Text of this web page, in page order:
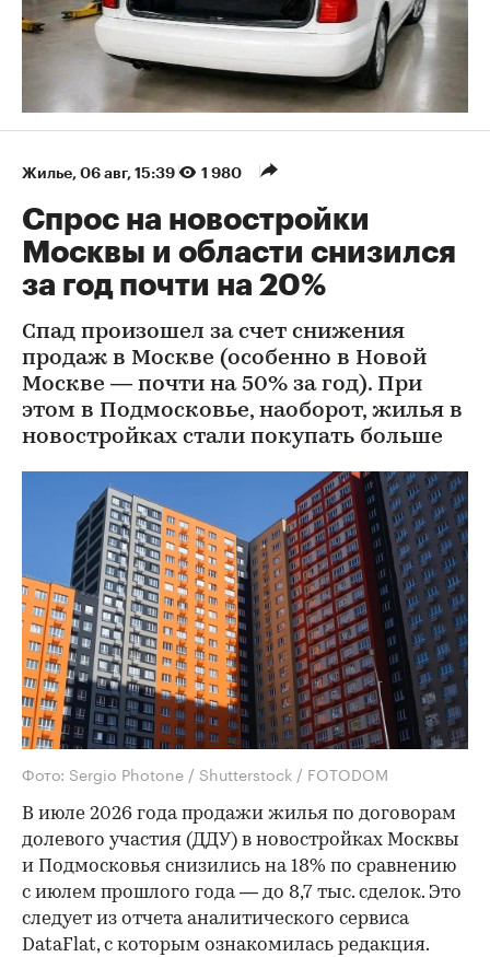
Жилье 06 авг, 15:39 1 980
Спрос на новостройки
Москвы и области снизился
за год почти на 20%
Спад произошел за счет снижения
продаж в Москве (особенно в Новой
Москве — почти на 50% за год). При
этом в Подмосковье, наоборот, жилья в
новостройках стали покупать больше
Фото: Sergio Photone / Shutterstock / FOTODOM
В июле 2026 года продажи жилья по договорам
долевого участия (ДДУ) в новостройках Москвы
и Подмосковья снизились на 18% по сравнению
с июлем прошлого года — до 8,7 тыс. сделок. Это
следует из отчета аналитического сервиса
DataFlat, с которым ознакомилась редакция.